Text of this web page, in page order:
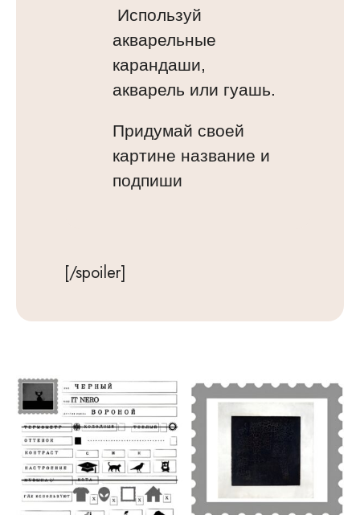
Используй
акварельные
карандаши,
акварель или гуашь.
Придумай своей
картине название и
подпиши
[/spoiler]